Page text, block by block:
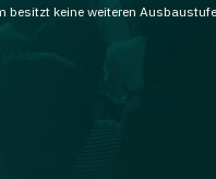
besitzt keine weiteren